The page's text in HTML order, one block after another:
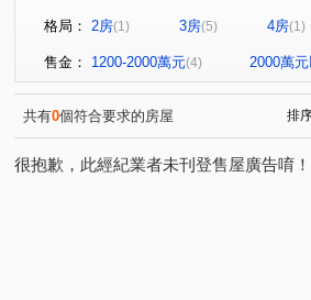
格局： 2房(1) 3房(5) 4房(1)
售金： 1200-2000萬元(4) 2000萬
共有0個符合要求的房屋 排
很抱歉，此經紀業者未刊登售屋廣告唷！